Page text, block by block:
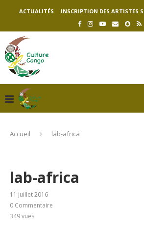
ACTUALITÉS INSCRIPTION DES ARTISTES
Accueil lab-africa
lab-africa
11 juillet 2016
0 Commentaire
349vues